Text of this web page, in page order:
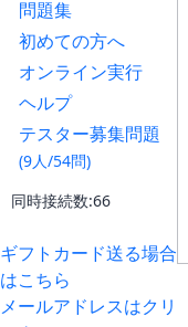
問題集
初めての方へ
オンライン実行
ヘルプ
テスター募集問題
(9人/54問)
同時接続数:66
ギフトカード送る場合
はこちら
メールアドレスはクリ